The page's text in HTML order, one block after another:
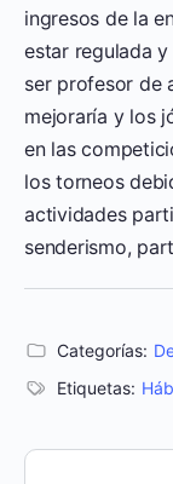
ingresos de la
estar regulada
ser profesor de
mejoraría y los
en las
los torneos
actividades
senderismo,
Categorías:
Etiquetas: